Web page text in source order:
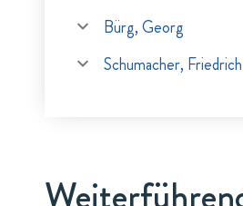
Bürg, Georg
Schumacher, Friedrich